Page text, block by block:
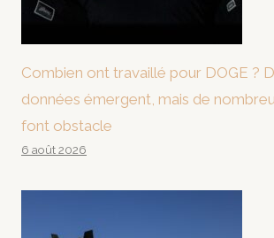
Combien ont travaillé pour DOGE ?
données émergent, mais de
font obstacle
6 août 2026